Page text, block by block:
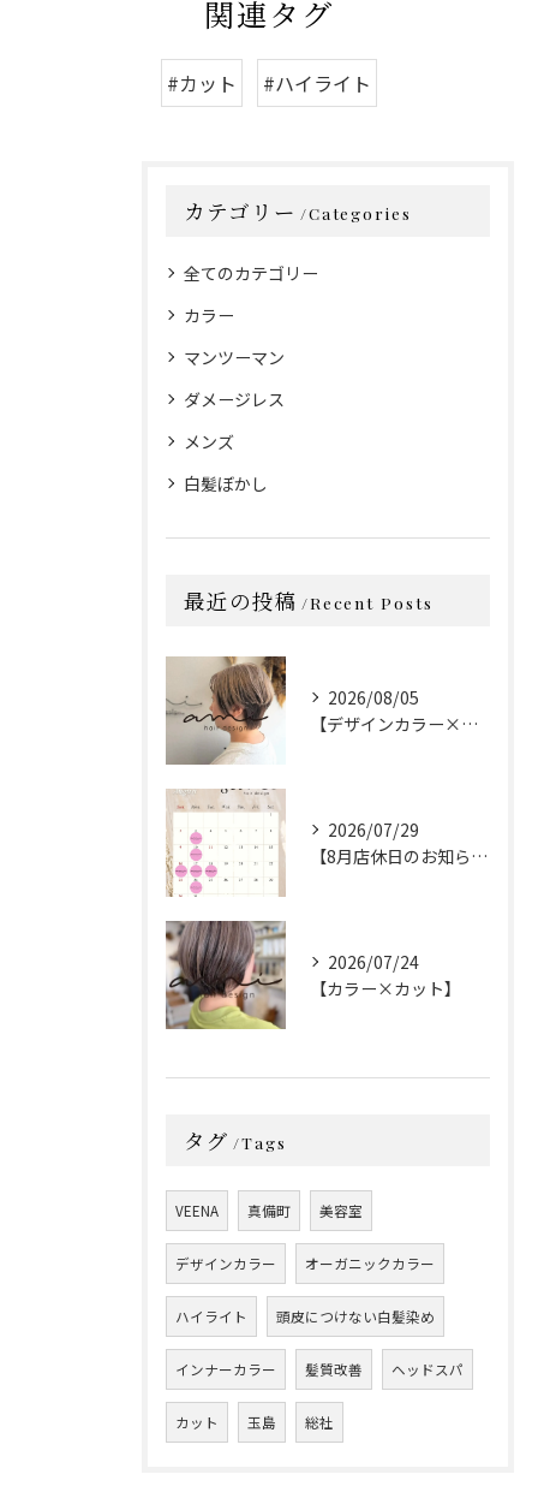
関連タグ
#カット #ハイライト
カテゴリー Categories
全てのカテゴリー
カラー
マンツーマン
ダメージレス
メンズ
白髪ぼかし
最近の投稿 Recent Posts
2026/08/05
【デザインカラー×カット】
2026/07/29
【8月店休日のお知らせ】
2026/07/24
【カラー×カット】
タグ Tags
VEENA 真備町 美容室
デザインカラー オーガニックカラー
ハイライト 頭皮につけない白髪染め
インナーカラー 髪質改善 ヘッドスパ
カット 玉島 総社